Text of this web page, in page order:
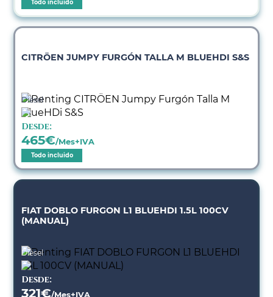
Todo incluido
CITRÖEN JUMPY FURGÓN TALLA M BLUEHDI S&S
Diésel
Desde:
465€/Mes+IVA
Todo incluido
FIAT DOBLO FURGON L1 BLUEHDI 1.5L 100CV
(MANUAL)
Diésel
Desde:
321€/Mes+IVA